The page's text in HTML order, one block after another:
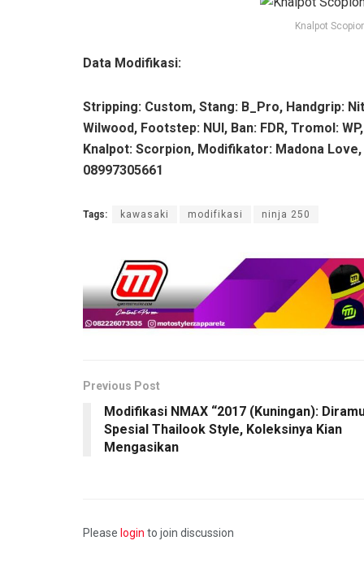
Knalpot
Data Modifikasi:
Stripping: Custom, Stang: B_Pro, Handgrip:
Wilwood, Footstep: NUI, Ban: FDR, Tromol:
Knalpot: Scorpion, Modifikator: Madona
08997305661
Tags: kawasaki modifikasi ninja 250
Previous Post
Modifikasi NMAX “2017 (Kuningan):
Spesial Thailook Style, Koleksinya Kian
Mengasikan
Please login to join discussion